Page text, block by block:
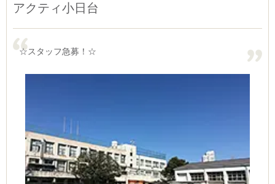
アクティ小日台
☆スタッフ急募！☆